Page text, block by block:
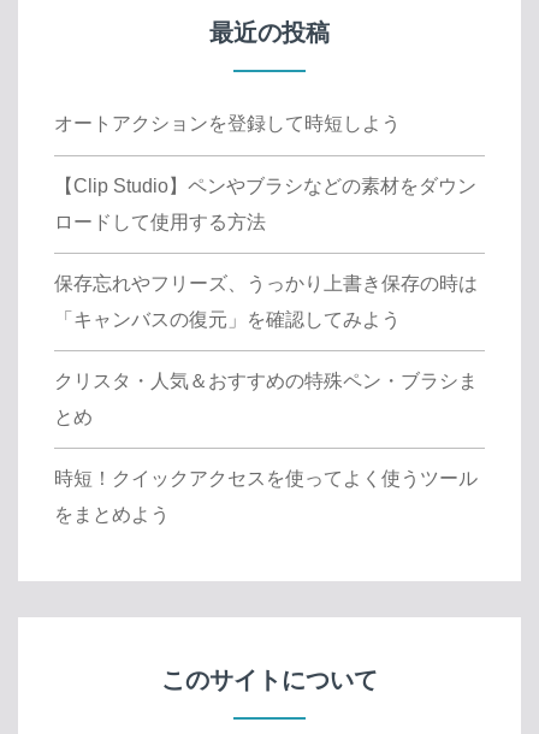
最近の投稿
オートアクションを登録して時短しよう
【Clip Studio】ペンやブラシなどの素材をダウン
ロードして使用する方法
保存忘れやフリーズ、うっかり上書き保存の時は
「キャンバスの復元」を確認してみよう
クリスタ・人気＆おすすめの特殊ペン・ブラシま
とめ
時短！クイックアクセスを使ってよく使うツール
をまとめよう
このサイトについて